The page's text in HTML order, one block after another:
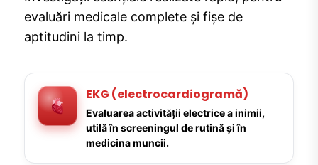
evaluări medicale complete și fișe de
aptitudini la timp.
EKG (electrocardiogramă)
Evaluarea activității electrice a inimii,
utilă în screeningul de rutină și în
medicina muncii.